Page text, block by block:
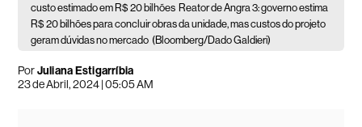
custo estimado em R$ 20 bilhões Reator de Angra 3: governo estima
R$ 20 bilhões para concluir obras da unidade, mas custos do projeto
geram dúvidas no mercado (Bloomberg/Dado Galdieri)
PorJuliana Estigarríbia
23 de Abril, 2024 | 05:05 AM